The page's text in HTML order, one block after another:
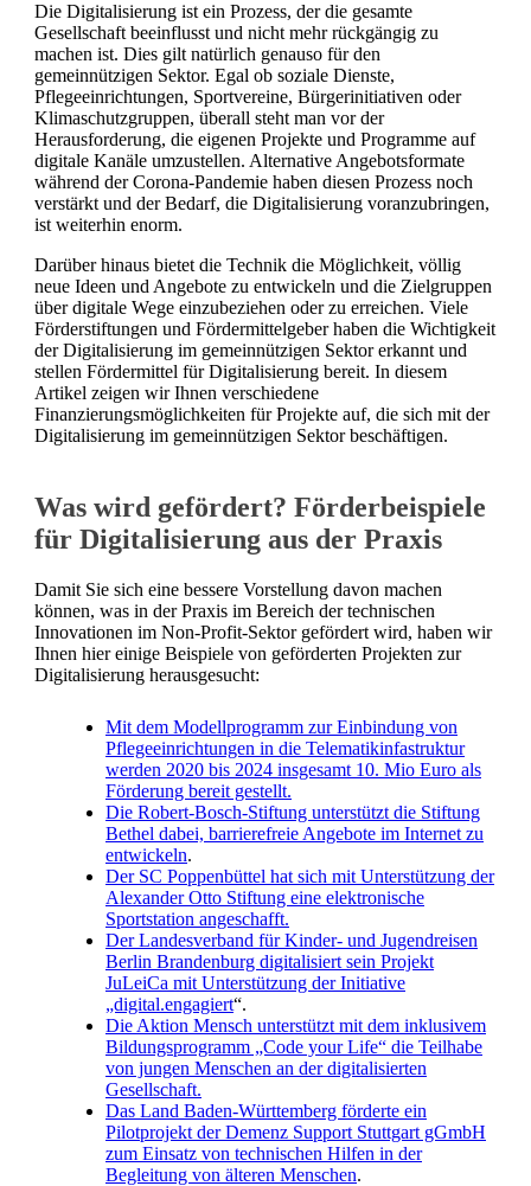
Die Digitalisierung ist ein Prozess, der die gesamte
Gesellschaft beeinflusst und nicht mehr rückgängig zu
machen ist. Dies gilt natürlich genauso für den
gemeinnützigen Sektor. Egal ob soziale Dienste,
Pflegeeinrichtungen, Sportvereine, Bürgerinitiativen oder
Klimaschutzgruppen, überall steht man vor der
Herausforderung, die eigenen Projekte und Programme auf
digitale Kanäle umzustellen. Alternative Angebotsformate
während der Corona-Pandemie haben diesen Prozess noch
verstärkt und der Bedarf, die Digitalisierung voranzubringen,
ist weiterhin enorm.
Darüber hinaus bietet die Technik die Möglichkeit, völlig
neue Ideen und Angebote zu entwickeln und die Zielgruppen
über digitale Wege einzubeziehen oder zu erreichen. Viele
Förderstiftungen und Fördermittelgeber haben die Wichtigkeit
der Digitalisierung im gemeinnützigen Sektor erkannt und
stellen Fördermittel für Digitalisierung bereit. In diesem
Artikel zeigen wir Ihnen verschiedene
Finanzierungsmöglichkeiten für Projekte auf, die sich mit der
Digitalisierung im gemeinnützigen Sektor beschäftigen.
Was wird gefördert? Förderbeispiele
für Digitalisierung aus der Praxis
Damit Sie sich eine bessere Vorstellung davon machen
können, was in der Praxis im Bereich der technischen
Innovationen im Non-Profit-Sektor gefördert wird, haben wir
Ihnen hier einige Beispiele von geförderten Projekten zur
Digitalisierung herausgesucht:
Mit dem Modellprogramm zur Einbindung von
Pflegeeinrichtungen in die Telematikinfastruktur
werden 2020 bis 2024 insgesamt 10. Mio Euro als
Förderung bereit gestellt.
Die Robert-Bosch-Stiftung unterstützt die Stiftung
Bethel dabei, barrierefreie Angebote im Internet zu
entwickeln.
Der SC Poppenbüttel hat sich mit Unterstützung der
Alexander Otto Stiftung eine elektronische
Sportstation angeschafft.
Der Landesverband für Kinder- und Jugendreisen
Berlin Brandenburg digitalisiert sein Projekt
JuLeiCa mit Unterstützung der Initiative
„digital.engagiert“.
Die Aktion Mensch unterstützt mit dem inklusivem
Bildungsprogramm „Code your Life“ die Teilhabe
von jungen Menschen an der digitalisierten
Gesellschaft.
Das Land Baden-Württemberg förderte ein
Pilotprojekt der Demenz Support Stuttgart gGmbH
zum Einsatz von technischen Hilfen in der
Begleitung von älteren Menschen.